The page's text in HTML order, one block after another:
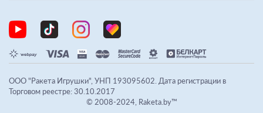
ООО "Ракета Игрушки", УНП 193095602. Дата регистрации в
Торговом реестре: 30.10.2017
© 2008-2024, Raketa.by™